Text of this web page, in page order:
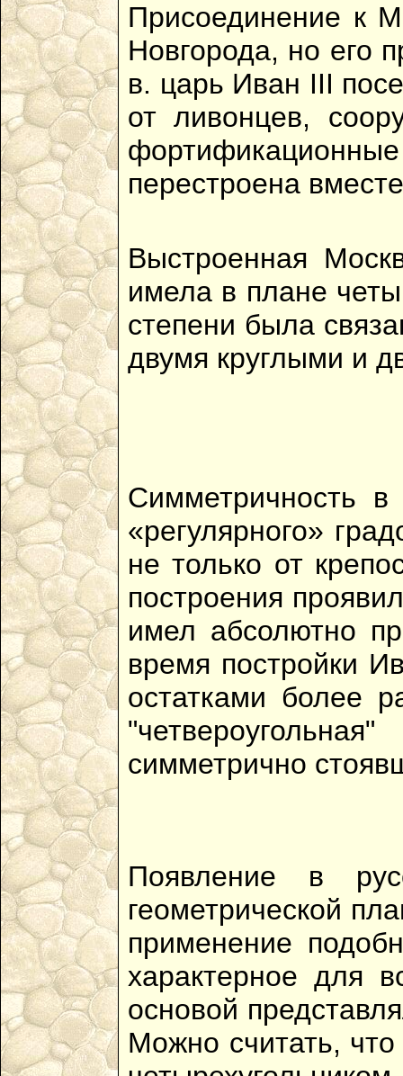
Присоединение к
Новгорода, но его
в. царь Иван III
от ливонцев,
перестроена
Выстроенная
имела в плане
степени была
двумя круглыми и
Симметричность
«регулярного»
не только от
построения
имел абсолютно
время постройки
остатками более
симметрично
Появление в
геометрической
применение
характерное для
основой
Можно считать,